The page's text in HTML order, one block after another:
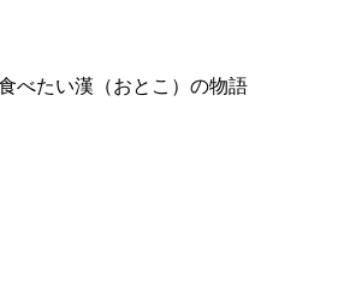
べたい漢（おとこ）の物語